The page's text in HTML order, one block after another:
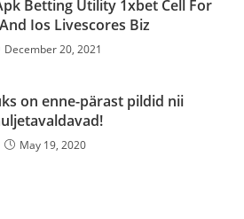
Betting Utility 1xbet Cell For
Ios Livescores Biz
December 20, 2021
on enne-pärast pildid nii
May 19, 2020